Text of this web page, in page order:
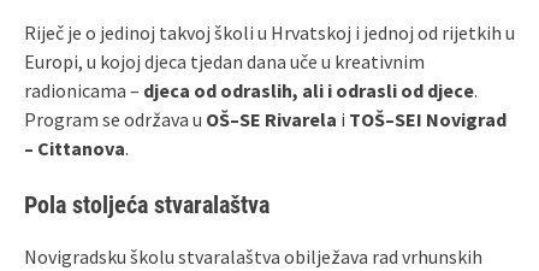
Riječ je o jedinoj takvoj školi u Hrvatskoj i jednoj od rijetkih u
Europi, u kojoj djeca tjedan dana uče u kreativnim
radionicama – djeca od odraslih, ali i odrasli od djece.
Program se održava u OŠ–SE Rivarela i TOŠ–SEI Novigrad
– Cittanova.
Pola stoljeća stvaralaštva
Novigradsku školu stvaralaštva obilježava rad vrhunskih